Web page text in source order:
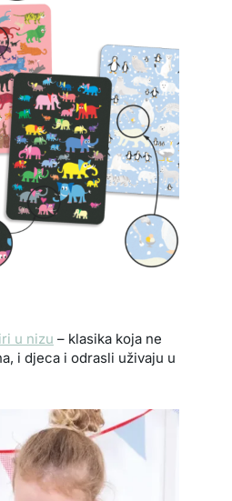
u nizu – klasika koja ne
i djeca i odrasli uživaju u